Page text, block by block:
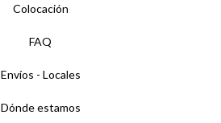
Colocación
FAQ
Envíos - Locales
Dónde estamos